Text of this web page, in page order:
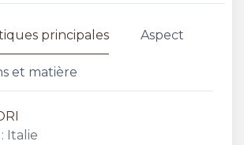
principales Aspect
et matière
: Italie